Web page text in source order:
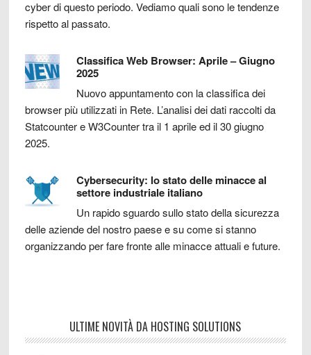
cyber di questo periodo. Vediamo quali sono le tendenze
rispetto al passato.
Classifica Web Browser: Aprile – Giugno
2025
Nuovo appuntamento con la classifica dei
browser più utilizzati in Rete. L’analisi dei dati raccolti da
Statcounter e W3Counter tra il 1 aprile ed il 30 giugno
2025.
Cybersecurity: lo stato delle minacce al
settore industriale italiano
Un rapido sguardo sullo stato della sicurezza
delle aziende del nostro paese e su come si stanno
organizzando per fare fronte alle minacce attuali e future.
ULTIME NOVITÀ DA HOSTING SOLUTIONS